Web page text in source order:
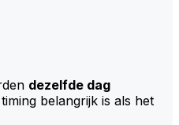
dezelfde dag
belangrijk is als het